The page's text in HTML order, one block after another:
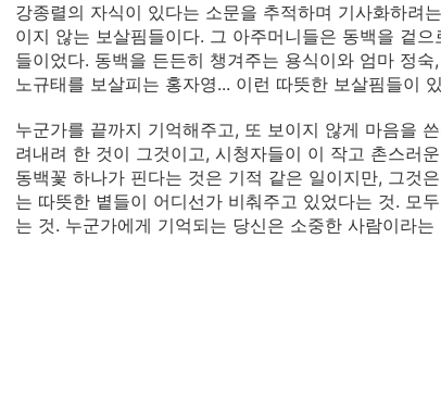
강종렬의 자식이 있다는 소문을 추적하며 기사화하려
이지 않는 보살핌들이다. 그 아주머니들은 동백을 겉
들이었다. 동백을 든든히 챙겨주는 용식이와 엄마 정
노규태를 보살피는 홍자영... 이런 따뜻한 보살핌들이
누군가를 끝까지 기억해주고, 또 보이지 않게 마음을
려내려 한 것이 그것이고, 시청자들이 이 작고 촌스러
동백꽃 하나가 핀다는 것은 기적 같은 일이지만, 그것
는 따뜻한 볕들이 어디선가 비춰주고 있었다는 것. 모
는 것. 누군가에게 기억되는 당신은 소중한 사람이라